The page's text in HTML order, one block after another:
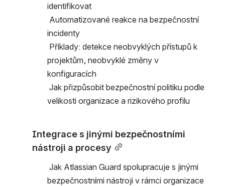
identifikovat
incidenty
projektům, neobvyklé změny v
konfiguracích
velikosti organizace a rizikového profilu
Integrace s jinými bezpečnostními
nástroji a procesy
bezpečnostními nástroji v rámci organizace